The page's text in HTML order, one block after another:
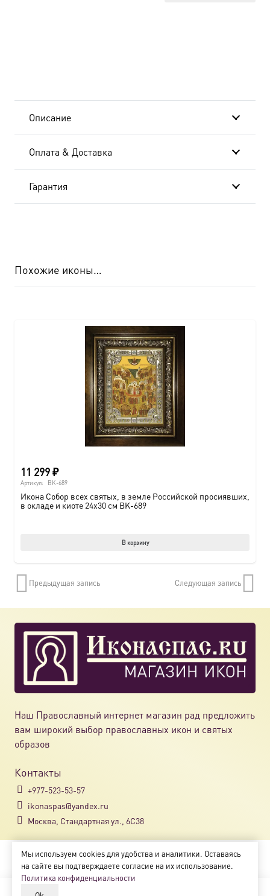
Описание
Оплата & Доставка
Гарантия
Похожие иконы…
11 299₽
Артикул: BK-689
Икона Собор всех святых, в земле Российской просиявших,
в окладе и киоте 24х30 см BK-689
В корзину
Предыдущая запись Следующая запись
Наш Православный интернет магазин рад предложить
вам широкий выбор православных икон и святых
образов
Контакты
+977-523-53-57
ikonaspas@yandex.ru
Москва, Стандартная ул., 6С38
Copyright © 2018-2025
Магазин православных икон «ikonaspas.ru»
Мы используем cookies для удобства и аналитики. Оставаясь
на сайте вы подтверждаете согласие на их использование.
Политика конфиденциальности